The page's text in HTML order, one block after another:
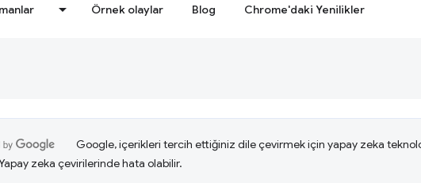
Örnek olaylar Blog Chrome'daki Yenilikler
Google, içerikleri tercih ettiğiniz dile çevirmek için yapay zeka
zeka çevirilerinde hata olabilir.